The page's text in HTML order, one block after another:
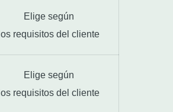
Elige según
los requisitos del cliente
Elige según
los requisitos del cliente